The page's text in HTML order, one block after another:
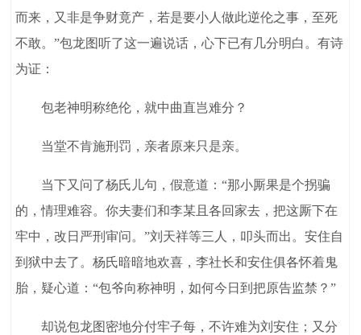
而来，又非是争财竟产，若是要小人做此逆伦之事，至死
不敢。”包龙图听了这一遍说话，心下已有几分明白。有诗
为证：
包老神明称绝伦，就中曲直岂难分？
当堂不肯施刑罚，亲者原来只是亲。
当下又问了杨氏儿句，假意道：“那小厮果是个拐骗
的，情理难容。你夫妻们和李某且各回家去，把这厮下在
牢中，改日严刑审问。”刘天祥等三人，叩头而出。安住自
到狱中去了。杨氏暗暗地欢喜，李社长和安住俱各怀着鬼
胎，疑心道：“包爷向称神明，如何今日到把原告监禁？”
却说包龙图密地分付牢子每，不许难为刘安住；又分